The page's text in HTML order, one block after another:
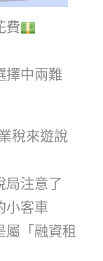
費
擇中兩難
稅來遊說
局注意了
小客車
屬「融資租